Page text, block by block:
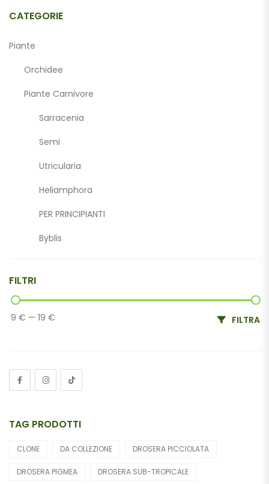
CATEGORIE
Piante
Orchidee
Piante Carnivore
Sarracenia
Semi
Utricularia
Heliamphora
PER PRINCIPIANTI
Byblis
Cephalotus Follicularis
Nepenthes
Pinguicula
FILTRI
9 € — 19 € FILTRA
TAG PRODOTTI
CLONE DA COLLEZIONE DROSERA PICCIOLATA
DROSERA PIGMEA DROSERA SUB-TROPICALE